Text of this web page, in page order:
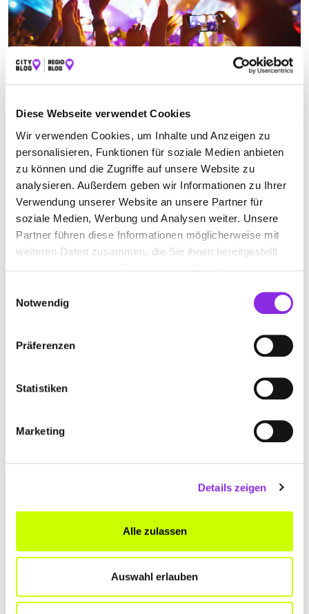
Diese Webseite verwendet Cookies
Wir verwenden Cookies, um Inhalte und Anzeigen zu
personalisieren, Funktionen für soziale Medien anbieten
zu können und die Zugriffe auf unsere Website zu
analysieren. Außerdem geben wir Informationen zu Ihrer
Verwendung unserer Website an unsere Partner für
soziale Medien, Werbung und Analysen weiter. Unsere
Partner führen diese Informationen möglicherweise mit
weiteren Daten zusammen, die Sie ihnen bereitgestellt
Notwendig
Präferenzen
Statistiken
Marketing
Details zeigen
Alle zulassen
Auswahl erlauben
Ob ihr euch für Theater begeistert, gerne zu guter Musik unterwegs
seid, die Stimmung auf einem Fest genießt oder entspannt über
Märkte bummelt – es ist für alle etwas geboten! Hier eine
Übersicht über die Festivals und Feste in der Eifel. ☀️ 🎸 🍻
Mehr erfahren
7 EISCAFÉS IN DER EIFEL
Wir haben 7 Eisdielen in der Eifel für euch herausgesucht, in denen